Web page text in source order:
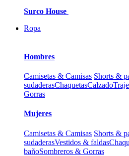
Surco House
Ropa
Hombres
Camisetas & Camisas Shorts &
sudaderasChaquetasCalzado
Gorras
Mujeres
Camisetas & Camisas Shorts &
sudaderasVestidos & faldas
bañoSombreros & Gorras